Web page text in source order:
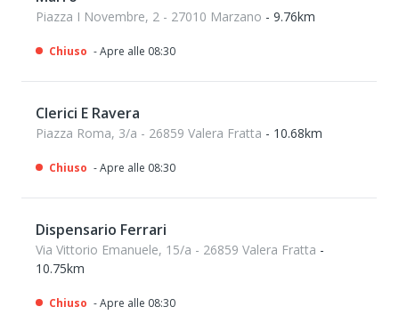
Piazza I Novembre, 2 - 27010 Marzano - 9.76km
Chiuso - Apre alle 08:30
Clerici E Ravera
Piazza Roma, 3/a - 26859 Valera Fratta - 10.68km
Chiuso - Apre alle 08:30
Dispensario Ferrari
Via Vittorio Emanuele, 15/a - 26859 Valera Fratta -
10.75km
Chiuso - Apre alle 08:30